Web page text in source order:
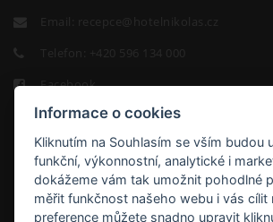
Email:
recepce@hotelnikolas.cz
Telefon:
+420 596 134 000
Facebook
HOTEL
Informace o cookies
Kliknutím na Souhlasím se vším budou
funkční, výkonnostní, analytické i
dokážeme vám tak umožnit pohodlné
měřit funkčnost našeho webu i vás cílit
preference můžete snadno upravit